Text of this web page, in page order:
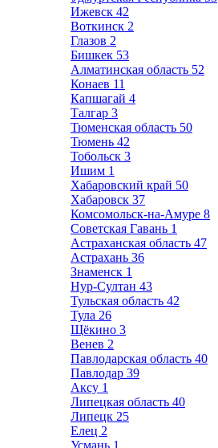
Ижевск 42
Воткинск 2
Глазов 2
Бишкек 53
Алматинская область 52
Конаев 11
Капшагай 4
Талгар 3
Тюменская область 50
Тюмень 42
Тобольск 3
Ишим 1
Хабаровский край 50
Хабаровск 37
Комсомольск-на-Амуре 8
Советская Гавань 1
Астраханская область 47
Астрахань 36
Знаменск 1
Нур-Султан 43
Тульская область 42
Тула 26
Щёкино 3
Венев 2
Павлодарская область 40
Павлодар 39
Аксу 1
Липецкая область 40
Липецк 25
Елец 2
Усмань 1